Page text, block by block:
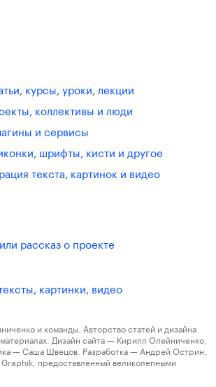
курсы, уроки, лекции
коллективы и люди
и сервисы
шрифты, кисти и другое
текста, картинок и видео
рассказ о проекте
картинки, видео
и команды. Авторство статей и дизайна
материалах. Дизайн сайта — Кирилл Олейниченко,
— Саша Швецов. Разработка — Андрей Острин.
предоставленный великолепными